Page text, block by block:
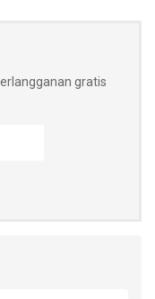
gratis